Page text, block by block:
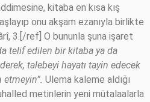
kitaba en kısa kış
onu akşam ezanıyla birlikte
3.[/ref] O bununla şuna işaret
telif edilen bir kitaba ya da
talebeyi hayatı tayin edecek
Ulema kaleme aldığı
metinlerin yeni mütalaalarla